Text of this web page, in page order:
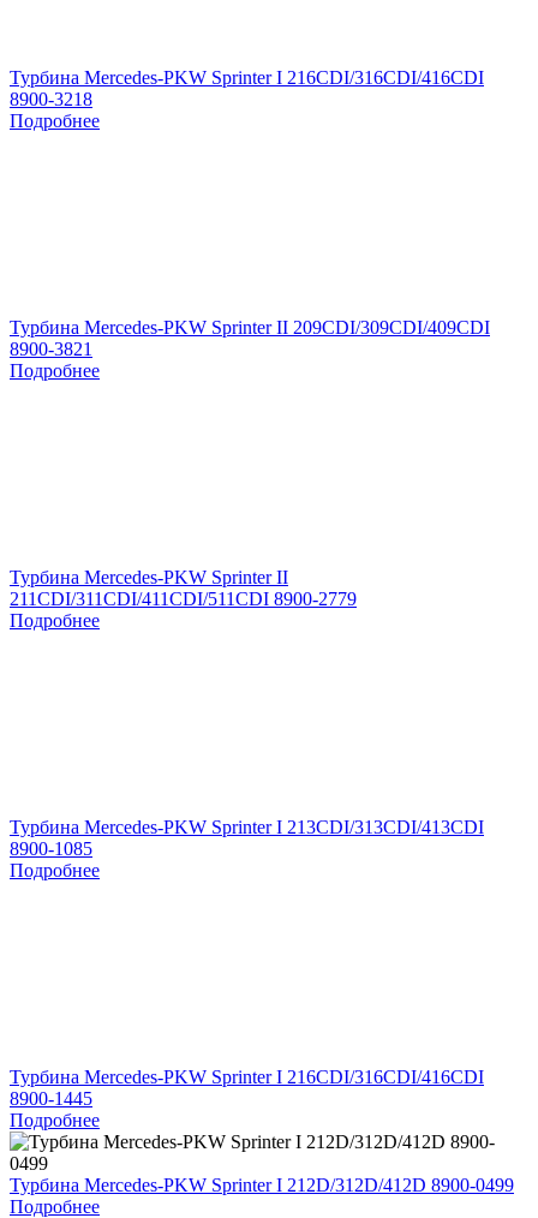
Турбина Mercedes-PKW Sprinter I 216CDI/316CDI/416CDI
8900-3218
Подробнее
Турбина Mercedes-PKW Sprinter II 209CDI/309CDI/409CDI
8900-3821
Подробнее
Турбина Mercedes-PKW Sprinter II
211CDI/311CDI/411CDI/511CDI 8900-2779
Подробнее
Турбина Mercedes-PKW Sprinter I 213CDI/313CDI/413CDI
8900-1085
Подробнее
Турбина Mercedes-PKW Sprinter I 216CDI/316CDI/416CDI
8900-1445
Подробнее
Турбина Mercedes-PKW Sprinter I 212D/312D/412D 8900-0499
Подробнее